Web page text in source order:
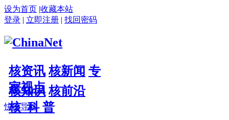
设为首页 |收藏本站
登录 | 立即注册 | 找回密码
核资讯 核新闻 专
家视点
核知识 核前沿
核 科 普
快捷导航